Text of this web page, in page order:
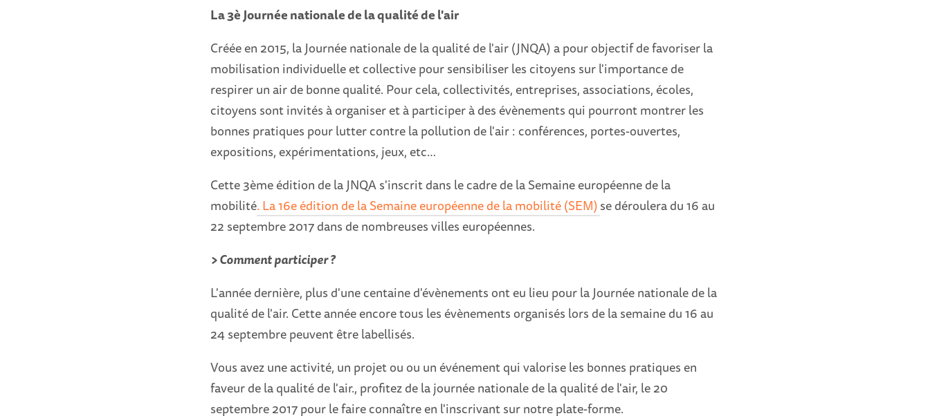
La 3è Journée nationale de la qualité de l'air
Créée en 2015, la Journée nationale de la qualité de l'air (JNQA) a pour objectif de favoriser la
mobilisation individuelle et collective pour sensibiliser les citoyens sur l'importance de
respirer un air de bonne qualité. Pour cela, collectivités, entreprises, associations, écoles,
citoyens sont invités à organiser et à participer à des évènements qui pourront montrer les
bonnes pratiques pour lutter contre la pollution de l'air : conférences, portes-ouvertes,
expositions, expérimentations, jeux, etc…
Cette 3ème édition de la JNQA s'inscrit dans le cadre de la Semaine européenne de la
mobilité. La 16e édition de la Semaine européenne de la mobilité (SEM)se déroulera du 16 au
22 septembre 2017 dans de nombreuses villes européennes.
> Comment participer ?
L'année dernière, plus d'une centaine d'évènements ont eu lieu pour la Journée nationale de la
qualité de l'air. Cette année encore tous les évènements organisés lors de la semaine du 16 au
24 septembre peuvent être labellisés.
Vous avez une activité, un projet ou ou un événement qui valorise les bonnes pratiques en
faveur de la qualité de l'air., profitez de la journée nationale de la qualité de l'air, le 20
septembre 2017 pour le faire connaître en l'inscrivant sur notre plate-forme.